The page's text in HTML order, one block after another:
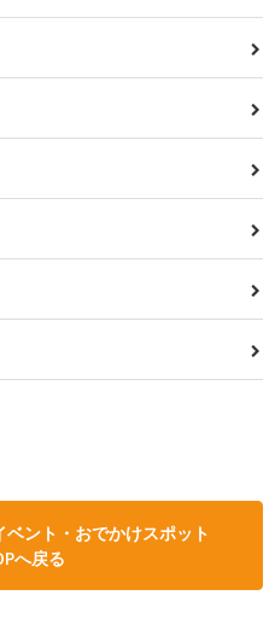
ント・おでかけスポット
へ戻る